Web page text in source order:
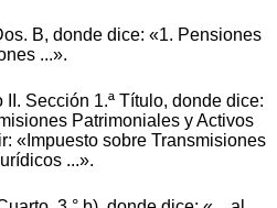
B, donde dice: «1. Pensiones
...».
Sección 1.ª Título, donde dice:
Patrimoniales y Activos
«Impuesto sobre Transmisiones
...».